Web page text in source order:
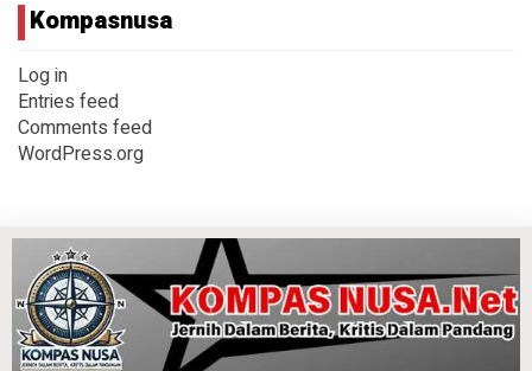
Kompasnusa
Log in
Entries feed
Comments feed
WordPress.org